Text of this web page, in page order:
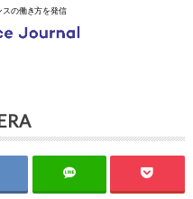
スの働き方を発信